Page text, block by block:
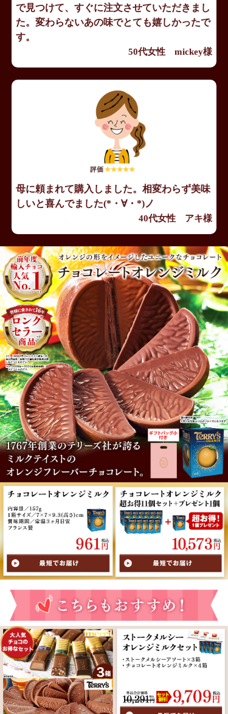
で見つけて、すぐに注文させていただきまし
た。変わらないあの味でとても嬉しかったで
す。
50代女性 mickey様
母に頼まれて購入しました。相変わらず美味
しいと喜んでました(*・∀・*)ノ
40代女性 アキ様